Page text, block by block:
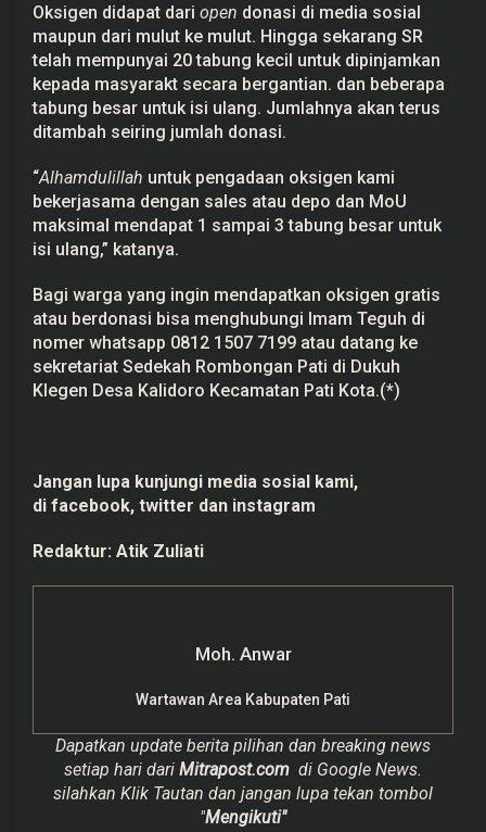
Oksigen didapat dari open donasi di media sosial
maupun dari mulut ke mulut. Hingga sekarang SR
telah mempunyai 20 tabung kecil untuk dipinjamkan
kepada masyarakt secara bergantian. dan beberapa
tabung besar untuk isi ulang. Jumlahnya akan terus
ditambah seiring jumlah donasi.
“Alhamdulillah untuk pengadaan oksigen kami
bekerjasama dengan sales atau depo dan MoU
maksimal mendapat 1 sampai 3 tabung besar untuk
isi ulang,” katanya.
Bagi warga yang ingin mendapatkan oksigen gratis
atau berdonasi bisa menghubungi Imam Teguh di
nomer whatsapp 0812 1507 7199 atau datang ke
sekretariat Sedekah Rombongan Pati di Dukuh
Klegen Desa Kalidoro Kecamatan Pati Kota.(*)
Jangan lupa kunjungi media sosial kami,
di facebook, twitter dan instagram
Redaktur: Atik Zuliati
Moh. Anwar
Wartawan Area Kabupaten Pati
Dapatkan update berita pilihan dan breaking news
setiap hari dari Mitrapost.com di Google News.
silahkan Klik Tautan dan jangan lupa tekan tombol
"Mengikuti"